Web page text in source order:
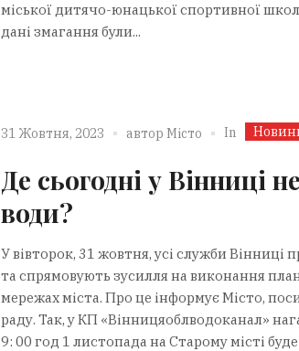
міської дитячо-юнацької спортивної
дані змагання були...
31 Жовтня, 2023 автор Місто In
Де сьогодні у Вінниці
води?
У вівторок, 31 жовтня, усі служби
та спрямовують зусилля на виконання
мережах міста. Про це інформує Місто,
раду. Так, у КП «Вінницяоблводоканал»
9: 00 год 1 листопада на Старому місті